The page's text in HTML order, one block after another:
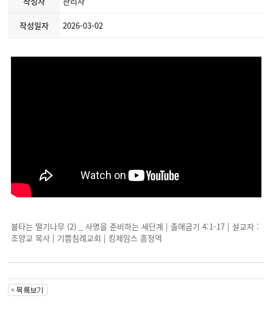
작성일자 2026-03-02
불타는 떨기나무 (2) _ 사명을 준비하는 세단계 | 출애굽기 4:1-17 | 설교자 :
조양교 목사 | 기쁨침례교회 | 킹제임스 흠정역